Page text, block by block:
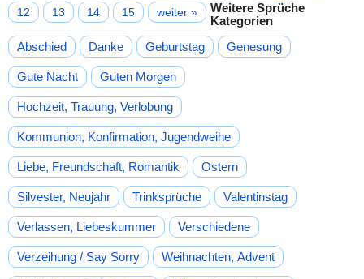
12 13 14 15 weiter »
Weitere Sprüche
Kategorien
Abschied
Danke Geburtstag Genesung
Gute Nacht Guten Morgen
Hochzeit, Trauung, Verlobung
Kommunion, Konfirmation, Jugendweihe
Liebe, Freundschaft, Romantik Ostern
Silvester, Neujahr Trinksprüche Valentinstag
Verlassen, Liebeskummer Verschiedene
Verzeihung / Say Sorry Weihnachten, Advent